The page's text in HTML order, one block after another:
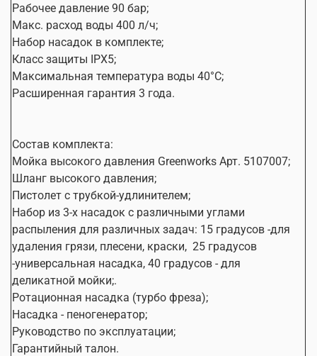
Рабочее давление 90 бар;
Макс. расход воды 400 л/ч;
Набор насадок в комплекте;
Класс защиты IPX5;
Максимальная температура воды 40°С;
Расширенная гарантия 3 года.
Состав комплекта:
Мойка высокого давления Greenworks Арт. 5107007;
Шланг высокого давления;
Пистолет с трубкой-удлинителем;
Набор из 3-х насадок с различными углами
распыления для различных задач: 15 градусов -для
удаления грязи, плесени, краски, 25 градусов
-универсальная насадка, 40 градусов - для
деликатной мойки;.
Ротационная насадка (турбо фреза);
Насадка - пеногенератор;
Руководство по эксплуатации;
Гарантийный талон.